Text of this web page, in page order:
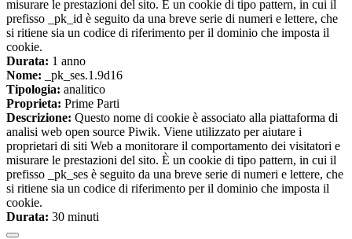
misurare le prestazioni del sito. È un cookie di tipo pattern, in cui il
prefisso _pk_id è seguito da una breve serie di numeri e lettere, che
si ritiene sia un codice di riferimento per il dominio che imposta il
cookie.
Durata: 1 anno
Nome: _pk_ses.1.9d16
Tipologia: analitico
Proprieta: Prime Parti
Descrizione: Questo nome di cookie è associato alla piattaforma di
analisi web open source Piwik. Viene utilizzato per aiutare i
proprietari di siti Web a monitorare il comportamento dei visitatori e
misurare le prestazioni del sito. È un cookie di tipo pattern, in cui il
prefisso _pk_ses è seguito da una breve serie di numeri e lettere, che
si ritiene sia un codice di riferimento per il dominio che imposta il
cookie.
Durata: 30 minuti